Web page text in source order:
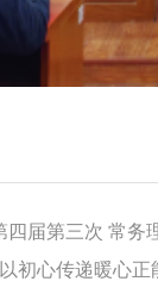
届第三次 常务
初心传递暖心正